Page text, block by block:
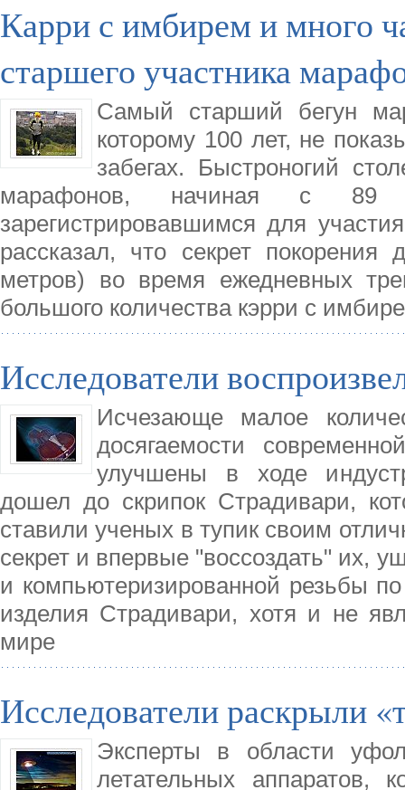
Карри с имбирем и много
старшего участника
Самый старший бегун
которому 100 лет, не
забегах. Быстроногий
марафонов, начиная с 89
зарегистрировавшимся для
рассказал, что секрет
метров) во время ежедневных
большого количества кэрри с
Исследователи
Исчезающе малое
досягаемости
улучшены в ходе
дошел до скрипок Страдивари,
ставили ученых в тупик своим
секрет и впервые "воссоздать" их,
и компьютеризированной резьбы
изделия Страдивари, хотя и не
мире
Исследователи раскрыли
Эксперты в области
летательных аппаратов,